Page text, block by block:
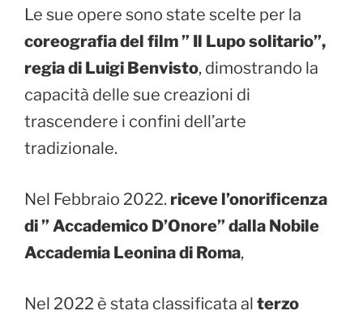
Le sue opere sono state scelte per la
coreografia del film ” Il Luposolitario”,
regia di Luigi Benvisto, dimostrando la
capacità delle sue creazioni di
trascendere i confini dell’arte
tradizionale.
Nel Febbraio 2022. riceve l’onorificenza
di ” Accademico D’Onore” dalla Nobile
Accademia Leonina di Roma,
Nel 2022 è stata classificata al terzo